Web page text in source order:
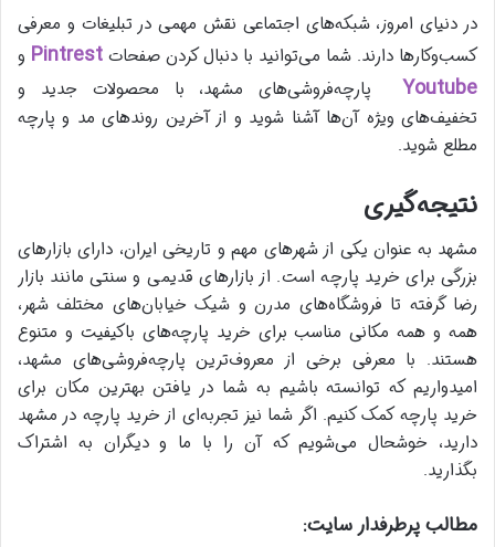
در دنیای امروز، شبکه‌های اجتماعی نقش مهمی در تبلیغات و معرفی
کسب‌وکارها دارند. شما می‌توانید با دنبال کردن صفحات Pintrest و
Youtube
پارچه‌فروشی‌های مشهد، با محصولات جدید و
تخفیف‌های ویژه آن‌ها آشنا شوید و از آخرین روندهای مد و پارچه
مطلع شوید.
نتیجه‌گیری
مشهد به عنوان یکی از شهرهای مهم و تاریخی ایران، دارای بازارهای
بزرگی برای خرید پارچه است. از بازارهای قدیمی و سنتی مانند بازار
رضا گرفته تا فروشگاه‌های مدرن و شیک خیابان‌های مختلف شهر،
همه و همه مکانی مناسب برای خرید پارچه‌های باکیفیت و متنوع
هستند. با معرفی برخی از معروف‌ترین پارچه‌فروشی‌های مشهد،
امیدواریم که توانسته باشیم به شما در یافتن بهترین مکان برای
خرید پارچه کمک کنیم. اگر شما نیز تجربه‌ای از خرید پارچه در مشهد
دارید، خوشحال می‌شویم که آن را با ما و دیگران به اشتراک
بگذارید.
مطالب پرطرفدار سایت: